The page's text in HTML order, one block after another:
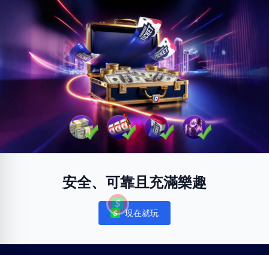
安全、可靠且充滿樂趣
Notifications
現在就玩